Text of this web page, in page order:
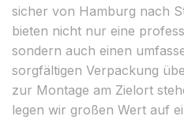
sicher von Hamburg nach
bieten nicht nur eine
sondern auch einen
sorgfältigen Verpackung
zur Montage am Zielort
legen wir großen Wert auf